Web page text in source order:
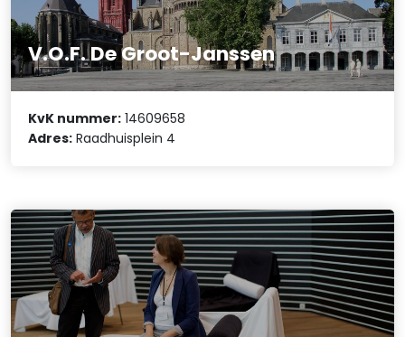
V.O.F. De Groot-Janssen
KvK nummer: 14609658
Adres: Raadhuisplein 4